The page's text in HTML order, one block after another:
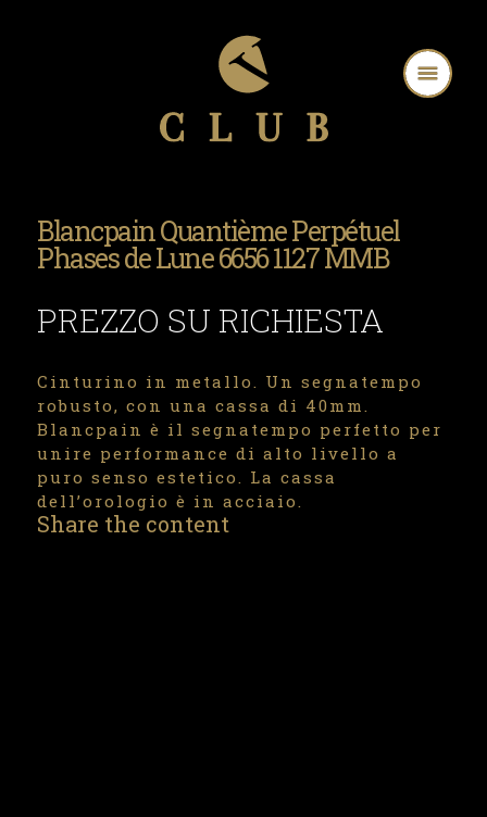
Blancpain Quantième Perpétuel
Phases de Lune 6656 1127 MMB
PREZZO SU RICHIESTA
Cinturino in metallo. Un segnatempo
robusto, con una cassa di 40mm.
Blancpain è il segnatempo perfetto per
unire performance di alto livello a
puro senso estetico. La cassa
dell’orologio è in acciaio.
Share the content